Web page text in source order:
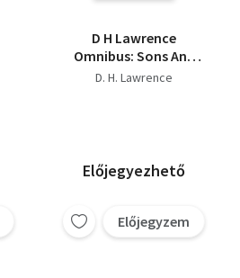
D H Lawrence
Omnibus: Sons And
Lovers; St Mawr; The
Lady Chatterley's
Lover Complete And
D. H. Lawrence
Előjegyezhető
Előjegyzem